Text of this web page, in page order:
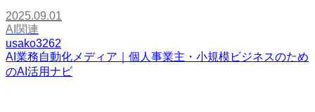
2025.09.01
AI関連
usako3262
AI業務自動化メディア｜個人事業主・小規模ビジネスのため
のAI活用ナビ